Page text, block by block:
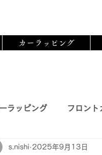
カーラッピング
ラッピング フロント
テクションフィルム
s.nishi 2025年9月13日